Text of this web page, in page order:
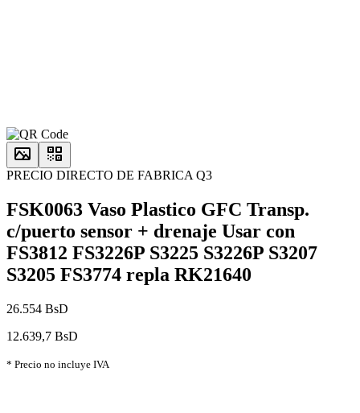
PRECIO DIRECTO DE FABRICA Q3
FSK0063 Vaso Plastico GFC Transp.
c/puerto sensor + drenaje Usar con
FS3812 FS3226P S3225 S3226P S3207
S3205 FS3774 repla RK21640
26.554 BsD
12.639,7 BsD
* Precio no incluye IVA